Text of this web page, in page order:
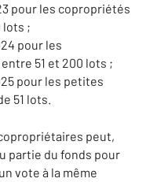
pour les copropriétés
lots ;
pour les
51 et 200 lots ;
pour les petites
51 lots.
peut,
partie du fonds pour
vote à la même